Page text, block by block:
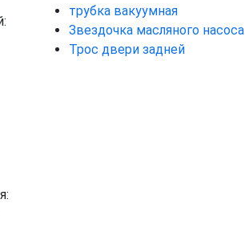
трубка вакуумная
Звездочка масляного насоса
Трос двери задней